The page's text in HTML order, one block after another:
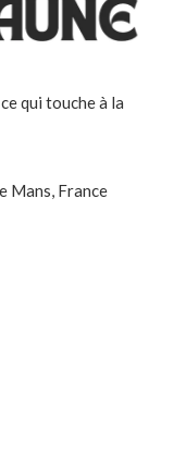
qui touche à la
Mans, France